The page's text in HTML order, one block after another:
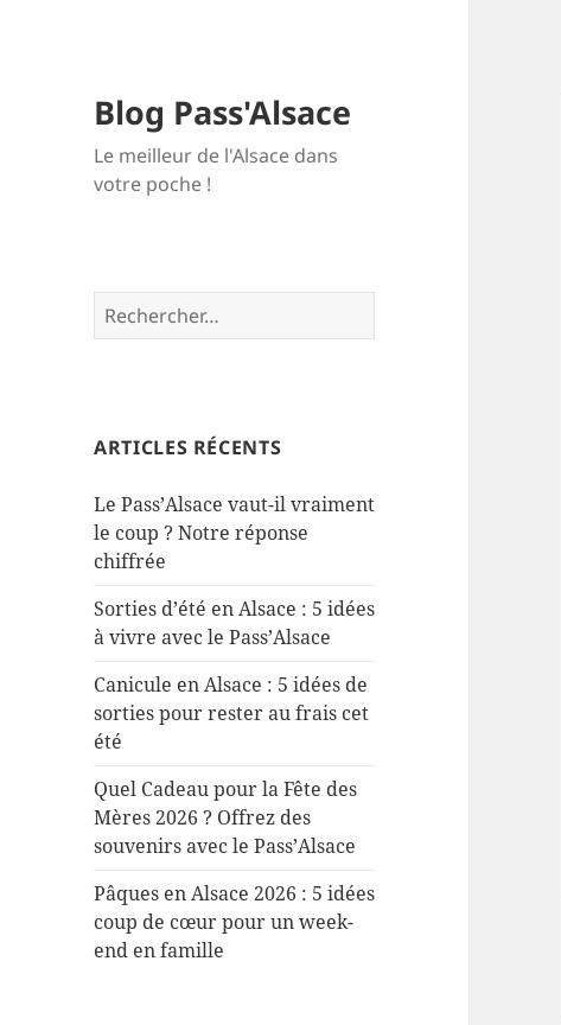
Blog Pass'Alsace
Le meilleur de l'Alsace dans
votre poche !
Rechercher :
ARTICLES RÉCENTS
Le Pass’Alsace vaut-il vraiment
le coup ? Notre réponse
chiffrée
Sorties d’été en Alsace : 5 idées
à vivre avec le Pass’Alsace
Canicule en Alsace : 5 idées de
sorties pour rester au frais cet
été
Quel Cadeau pour la Fête des
Mères 2026 ? Offrez des
souvenirs avec le Pass’Alsace
Pâques en Alsace 2026 : 5 idées
coup de cœur pour un week-
end en famille